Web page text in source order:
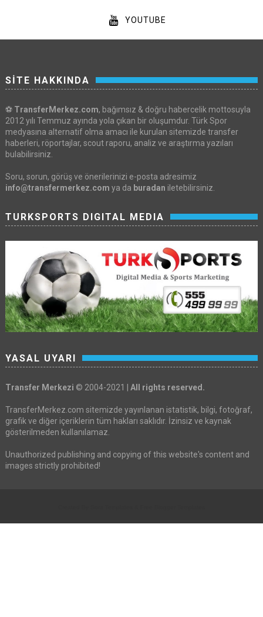
YOUTUBE
SİTE HAKKINDA
⚽ TransferMerkez.com, bağımsız & doğru habercelik mottosuyla
2012 yılı Temmuz ayında yola çıkan bir oluşumdur. Türk Spor
medyasına alternatif olma amacı ile kurulan sitemizde transfer
haberleri, röportajlar, scout raporu, analiz ve araştırma yazıları
bulabilirsiniz.
Soru, sorun, görüş ve önerilerinizi e-posta adresimiz
info@transfermerkez.com ya da buradan iletebilirsiniz.
TURKSPORTS DIGITAL MEDIA
YASAL UYARI
Transfer Merkezi © 2004-2021 | All rights reserved.
TransferMerkez.com sitemizde yayınlanan istatistik, bilgi, fotoğraf,
grafik ve diğer içeriklerin tüm hakları saklıdır. İzinsiz ve kaynak
gösterilmeden kullanılamaz.
Unauthorized publishing and copying of this website's content and
images strictly prohibited!